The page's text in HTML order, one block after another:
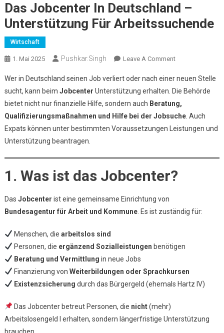
Das Jobcenter In Deutschland –
Unterstützung Für Arbeitssuchende
Wirtschaft
1. Mai 2025 Pushkar.singh Leave A CommentOn
Jobcenter
In
Deutschland
–
Unterstützung
Wer in Deutschland seinen Job verliert oder nach einer neuen Stelle
sucht, kann beim Jobcenter Unterstützung erhalten. Die Behörde
bietet nicht nur finanzielle Hilfe, sondern auch Beratung,
Qualifizierungsmaßnahmen und Hilfe bei der Jobsuche. Auch
Expats können unter bestimmten Voraussetzungen Leistungen und
Unterstützung beantragen.
1. Was ist das Jobcenter?
Das Jobcenter ist eine gemeinsame Einrichtung von
Bundesagentur für Arbeit und Kommune. Es ist zuständig für:
Menschen, die arbeitslos sind
Personen, die ergänzend Sozialleistungen benötigen
Beratung und Vermittlung in neue Jobs
Finanzierung von Weiterbildungen oder Sprachkursen
Existenzsicherung durch das Bürgergeld (ehemals Hartz IV)
Das Jobcenter betreut Personen, die nicht(mehr)
Arbeitslosengeld I erhalten, sondern längerfristige Unterstützung